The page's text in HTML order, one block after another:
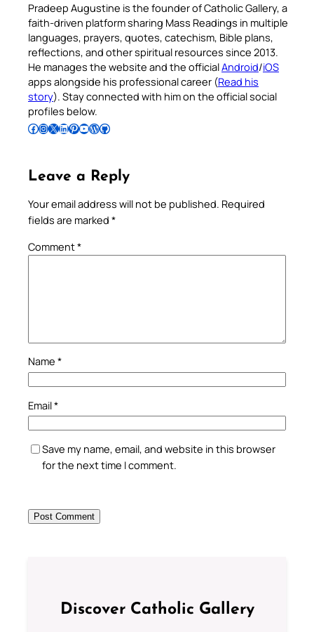
Pradeep Augustine is the founder of Catholic Gallery, a
faith-driven platform sharing Mass Readings in multiple
languages, prayers, quotes, catechism, Bible plans,
reflections, and other spiritual resources since 2013.
He manages the website and the officialAndroid/iOS
apps alongside his professional career (Read his
story). Stay connected with him on the official social
profiles below.
Follow Pradeep on Facebook Follow Pradeep on InstagramFollow Pradeep on X Follow Pradeep on LinkedIn Follow Pradeep on Pinterest Subscribe to Pradeep’s Youtube Channel Follow Pradeep on WordPress Follow Pradeep on GitHub
Leave a Reply
Your email address will not be published. Required
fields are marked *
Comment*
Name *
Email*
Save my name, email, and website in this browser
for the next time I comment.
Discover Catholic Gallery